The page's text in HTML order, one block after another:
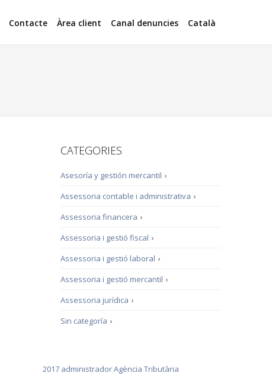
Contacte Àrea client Canal denuncies Català
CATEGORIES
›
Asesoría y gestión mercantil
›
Assessoria contable i administrativa
›
Assessoria financera
›
Assessoria i gestió fiscal
›
Assessoria i gestió laboral
›
Assessoria i gestió mercantil
›
Assessoria jurídica
›
Sin categoría
2017 administradorAgència Tributària